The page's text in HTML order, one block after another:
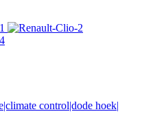
control|dode hoek|